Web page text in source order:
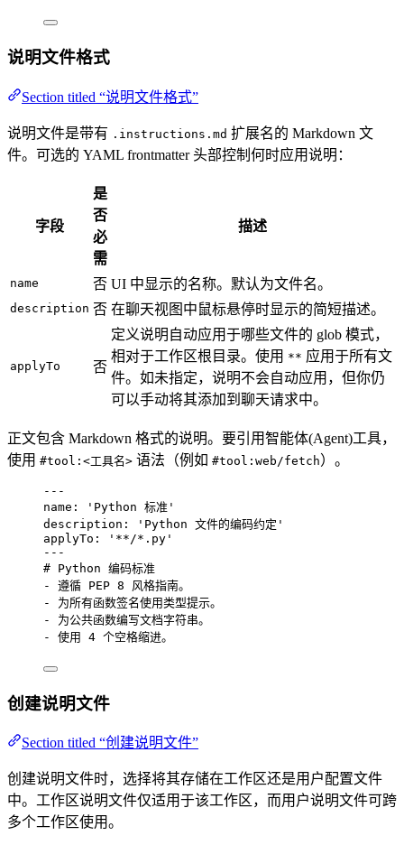
说明文件格式
Section titled “说明文件格式”
说明文件是带有 .instructions.md 扩展名的 Markdown 文
件。可选的 YAML frontmatter 头部控制何时应用说明：
字段
是
否
必
需
描述
name 否 UI 中显示的名称。默认为文件名。
description 否 在聊天视图中鼠标悬停时显示的简短描述。
applyTo 否
定义说明自动应用于哪些文件的 glob 模式，
相对于工作区根目录。使用 ** 应用于所有文
件。如未指定，说明不会自动应用，但你仍
可以手动将其添加到聊天请求中。
正文包含 Markdown 格式的说明。要引用智能体(Agent)工具，
使用 #tool:<工具名> 语法（例如 #tool:web/fetch）。
---
name : ' Python 标准 '
description : ' Python 文件的编码约定 '
applyTo : ' **/*.py '
---
# Python 编码标准
-
遵循 PEP 8 风格指南。
-
为所有函数签名使用类型提示。
-
为公共函数编写文档字符串。
-
使用 4 个空格缩进。
创建说明文件
Section titled “创建说明文件”
创建说明文件时，选择将其存储在工作区还是用户配置文件
中。工作区说明文件仅适用于该工作区，而用户说明文件可跨
多个工作区使用。